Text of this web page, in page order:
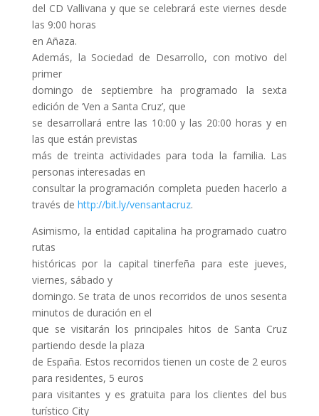
del CD Vallivana y que se celebrará este viernes desde
las 9:00 horas
en Añaza.
Además, la Sociedad de Desarrollo, con motivo del
primer
domingo de septiembre ha programado la sexta
edición de ‘Ven a Santa Cruz’, que
se desarrollará entre las 10:00 y las 20:00 horas y en
las que están previstas
más de treinta actividades para toda la familia. Las
personas interesadas en
consultar la programación completa pueden hacerlo a
través de http://bit.ly/vensantacruz.
Asimismo, la entidad capitalina ha programado cuatro
rutas
históricas por la capital tinerfeña para este jueves,
viernes, sábado y
domingo. Se trata de unos recorridos de unos sesenta
minutos de duración en el
que se visitarán los principales hitos de Santa Cruz
partiendo desde la plaza
de España. Estos recorridos tienen un coste de 2 euros
para residentes, 5 euros
para visitantes y es gratuita para los clientes del bus
turístico City